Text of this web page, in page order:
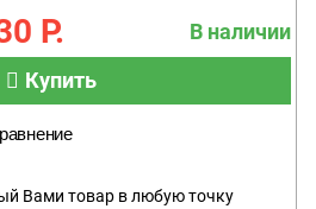
Р.
В наличии
Купить
Вами товар в любую точку